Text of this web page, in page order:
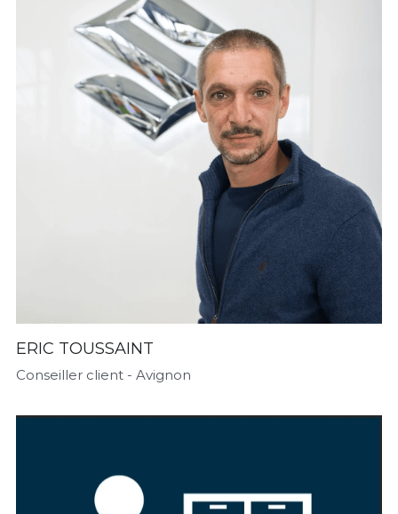
ERIC TOUSSAINT
Conseiller client - Avignon